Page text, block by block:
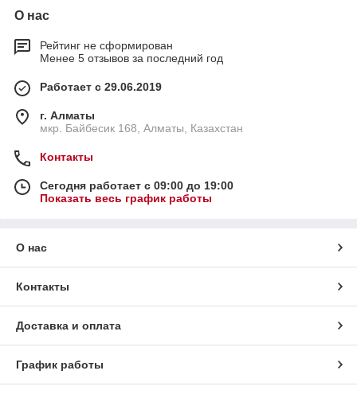
О нас
Рейтинг не сформирован
Менее 5 отзывов за последний год
Работает с 29.06.2019
г. Алматы
мкр. Байбесик 168, Алматы, Казахстан
Контакты
Сегодня работает с 09:00 до 19:00
Показать весь график работы
О нас
Контакты
Доставка и оплата
График работы